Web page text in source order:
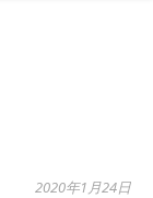
2020年1月24日